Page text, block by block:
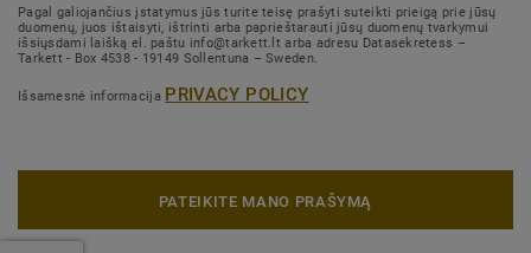
Pagal galiojančius įstatymus jūs turite teisę prašyti suteikti prieigą prie jūsų
duomenų, juos ištaisyti, ištrinti arba paprieštarauti jūsų duomenų tvarkymui
išsiųsdami laišką el. paštu info@tarkett.lt arba adresu Datasekretess –
Tarkett - Box 4538 - 19149 Sollentuna – Sweden.
Išsamesnė informacija PRIVACY POLICY
PATEIKITE MANO PRAŠYMĄ